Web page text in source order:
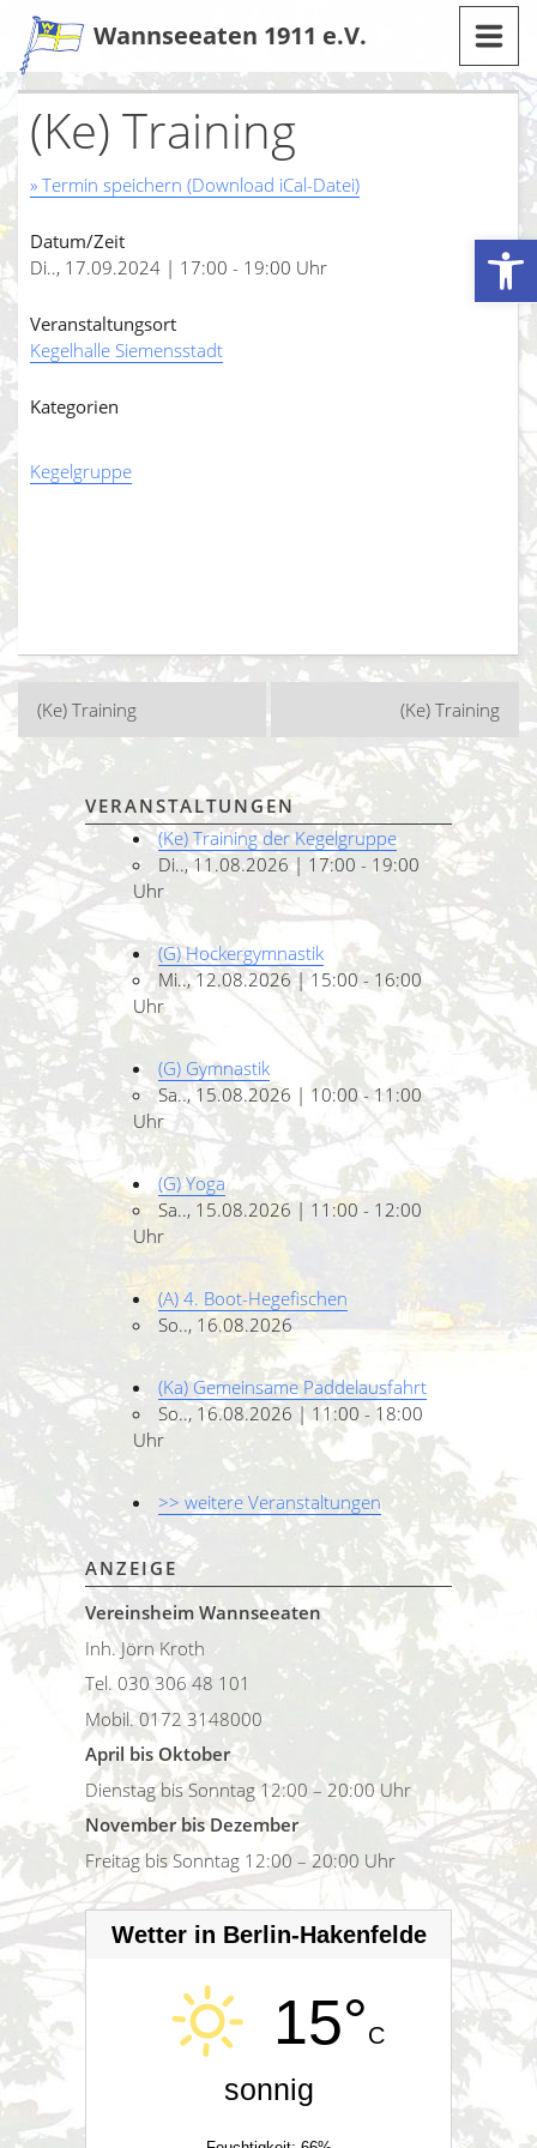
Werkzeugleiste öffnen
Zum
Inhalt
Wannseeaten 1911 e.V.
(Ke) Training
» Termin speichern (Download iCal-Datei)
Datum/Zeit
Di.., 17.09.2024 | 17:00 - 19:00 Uhr
Veranstaltungsort
Kegelhalle Siemensstadt
Kategorien
Kegelgruppe
Beitragsnavigation
(Ke) Training (Ke) Training
VERANSTALTUNGEN
(Ke) Training der Kegelgruppe
Di.., 11.08.2026 | 17:00 - 19:00
Uhr
(G) Hockergymnastik
Mi.., 12.08.2026 | 15:00 - 16:00
Uhr
(G) Gymnastik
Sa.., 15.08.2026 | 10:00 - 11:00
Uhr
(G) Yoga
Sa.., 15.08.2026 | 11:00 - 12:00
Uhr
(A) 4. Boot-Hegefischen
So.., 16.08.2026
(Ka) Gemeinsame Paddelausfahrt
So.., 16.08.2026 | 11:00 - 18:00
Uhr
>> weitere Veranstaltungen
ANZEIGE
Vereinsheim Wannseeaten
Inh. Jörn Kroth
Tel. 030 306 48 101
Mobil. 0172 3148000
April bis Oktober
Dienstag bis Sonntag 12:00 – 20:00 Uhr
November bis Dezember
Freitag bis Sonntag 12:00 – 20:00 Uhr
Wetter in Berlin-Hakenfelde
15°C
sonnig